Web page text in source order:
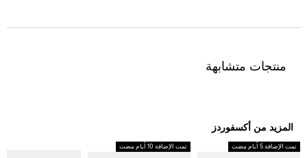
منتجات متشابهة
المزيد من أكسفوردز
تمت الإضافة 5 أيام مضت تمت الإضافة 10 أيام مضت